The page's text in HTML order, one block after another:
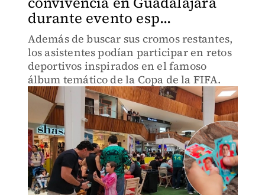
durante evento esp...
Además de buscar sus cromos restantes,
los asistentes podían participar en retos
deportivos inspirados en el famoso
álbum temático de la Copa de la FIFA.